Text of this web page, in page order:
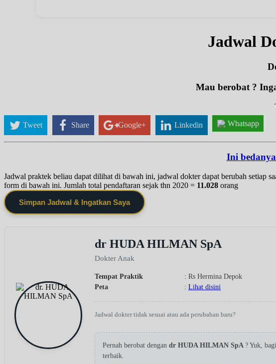
Jadwal
Mau berobat ?
Tweet Share Google+ Linkedin Whatsapp
Ini
Jadwal praktek beliau dapat dilihat di bawah ini, jadwal dokter dapat berubah setiap
form di bawah ini. Jumlah total pendaftaran sejak thn 2020 = 11.028 orang
Simpan Jadwal & Ingatkan Saya
dr HUDA HILMAN SpA
Dokter Anak
Tempat Praktik
: Rs Hermina Depok
Peta
: Lihat disini
Jadwal dokter tidak sesuai atau ada perubahan baru?
Pernah berobat dengan dr HUDA HILMAN SpA ? Yuk,
terbaik.